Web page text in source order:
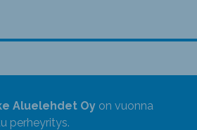
Aluelehdet Oyon vuonna
perheyritys.